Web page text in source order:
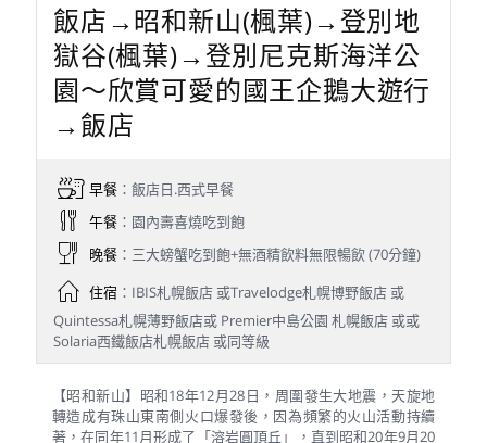
飯店→昭和新山(楓葉)→登別地
獄谷(楓葉)→登別尼克斯海洋公
園～欣賞可愛的國王企鵝大遊行
→飯店
早餐：飯店日.西式早餐
午餐：園內壽喜燒吃到飽
晚餐：三大螃蟹吃到飽+無酒精飲料無限暢飲 (70分鐘)
住宿：IBIS札幌飯店 或Travelodge札幌博野飯店 或
Quintessa札幌薄野飯店或 Premier中島公園 札幌飯店 或或
Solaria西鐵飯店札幌飯店 或同等級
【昭和新山】昭和18年12月28日，周圍發生大地震，天旋地
轉造成有珠山東南側火口爆發後，因為頻繁的火山活動持續
著，在同年11月形成了「溶岩圓頂丘」，直到昭和20年9月20